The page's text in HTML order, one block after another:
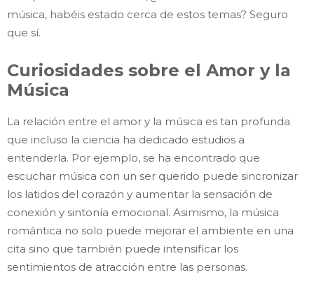
música, habéis estado cerca de estos temas? Seguro
que sí.
Curiosidades sobre el Amor y la
Música
La relación entre el amor y la música es tan profunda
que incluso la ciencia ha dedicado estudios a
entenderla. Por ejemplo, se ha encontrado que
escuchar música con un ser querido puede sincronizar
los latidos del corazón y aumentar la sensación de
conexión y sintonía emocional. Asimismo, la música
romántica no solo puede mejorar el ambiente en una
cita sino que también puede intensificar los
sentimientos de atracción entre las personas.